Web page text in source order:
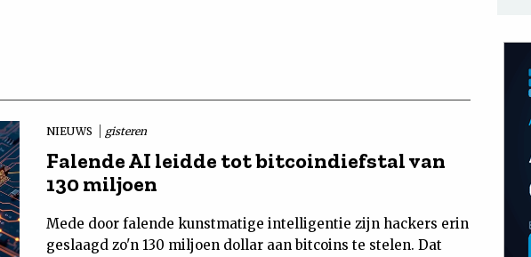
NIEUWS gisteren
Falende AI leidde tot bitcoindiefstal van
130 miljoen
Mede door falende kunstmatige intelligentie zijn hackers erin
geslaagd zo'n 130 miljoen dollar aan bitcoins te stelen. Dat